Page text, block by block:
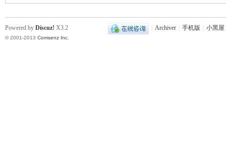
Archiver 手机版 小黑屋
Powered by Discuz! X3.2
© 2001-2013 Comsenz Inc.